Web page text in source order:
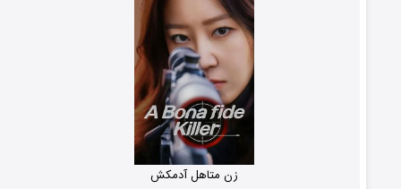
زن متاهل آدمکش